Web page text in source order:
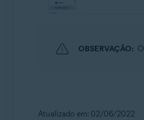
OBSERVAÇÃO:
Atualizado em: 02/06/2022